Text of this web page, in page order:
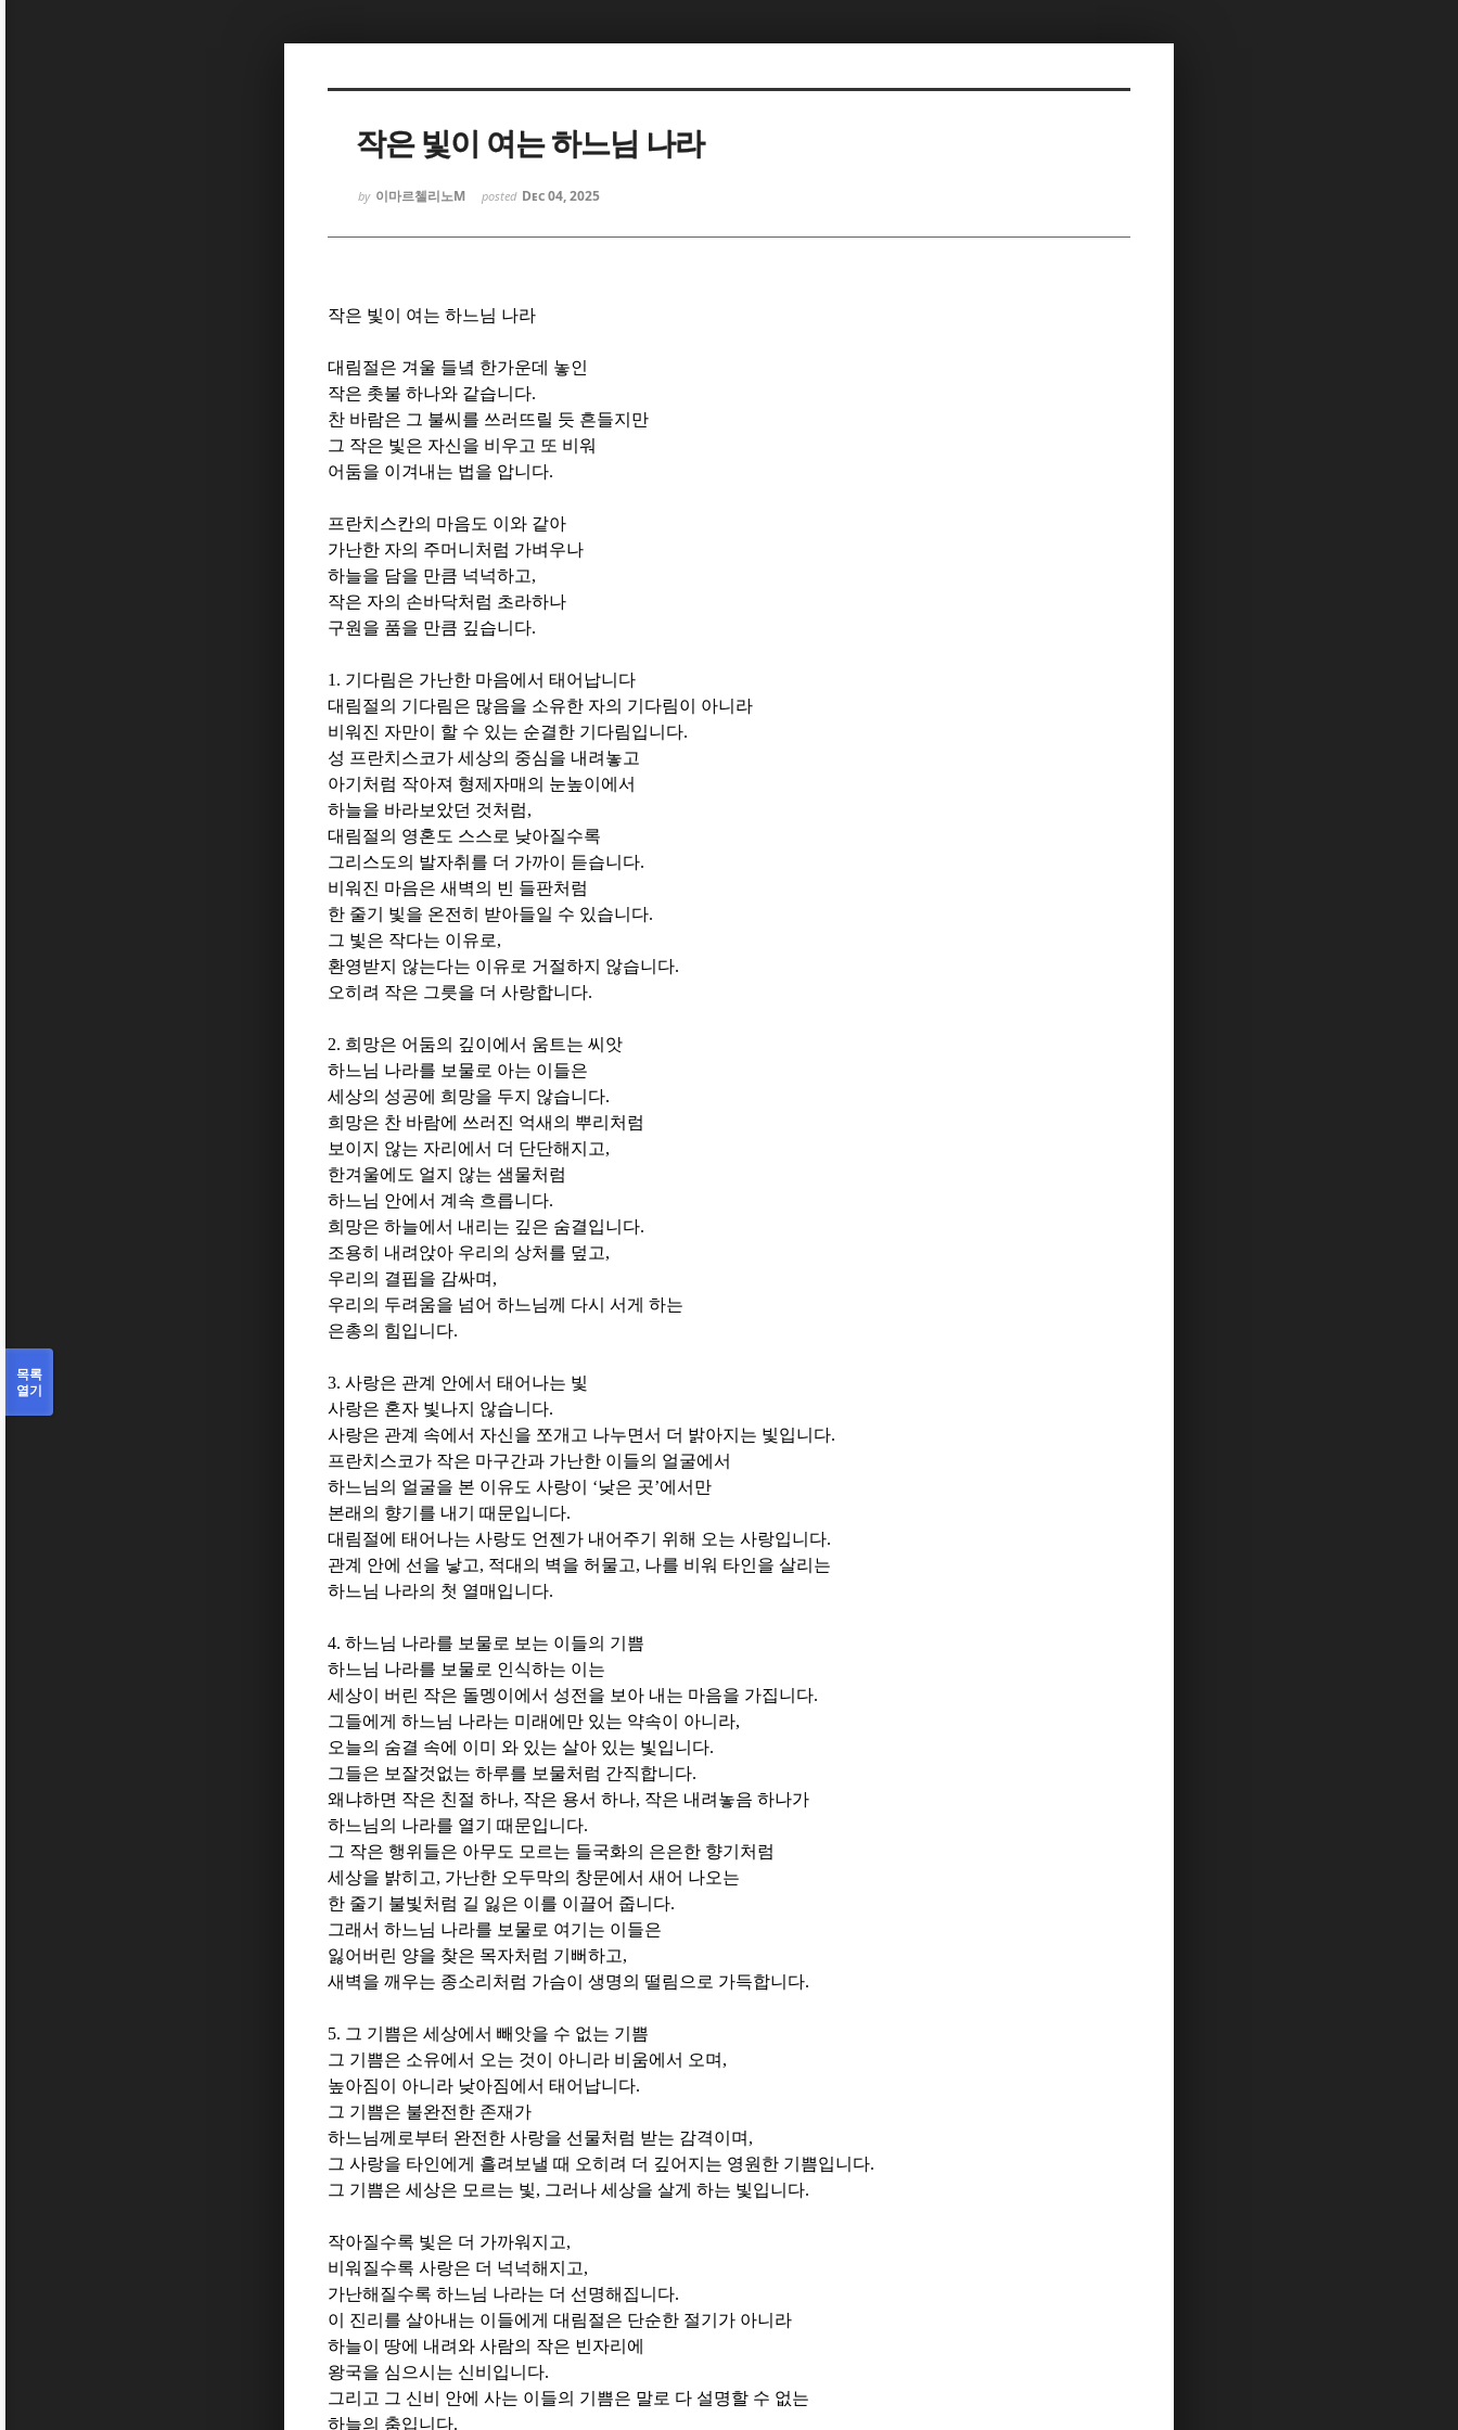
작은 빛이 여는 하느님 나라
by 이마르첼리노M posted Dec 04, 2025
작은 빛이 여는 하느님 나라
대림절은 겨울 들녘 한가운데 놓인
작은 촛불 하나와 같습니다.
찬 바람은 그 불씨를 쓰러뜨릴 듯 흔들지만
그 작은 빛은 자신을 비우고 또 비워
어둠을 이겨내는 법을 압니다.
프란치스칸의 마음도 이와 같아
가난한 자의 주머니처럼 가벼우나
하늘을 담을 만큼 넉넉하고,
작은 자의 손바닥처럼 초라하나
구원을 품을 만큼 깊습니다.
1. 기다림은 가난한 마음에서 태어납니다
대림절의 기다림은 많음을 소유한 자의 기다림이 아니라
비워진 자만이 할 수 있는 순결한 기다림입니다.
성 프란치스코가 세상의 중심을 내려놓고
아기처럼 작아져 형제자매의 눈높이에서
하늘을 바라보았던 것처럼,
대림절의 영혼도 스스로 낮아질수록
그리스도의 발자취를 더 가까이 듣습니다.
비워진 마음은 새벽의 빈 들판처럼
한 줄기 빛을 온전히 받아들일 수 있습니다.
그 빛은 작다는 이유로,
환영받지 않는다는 이유로 거절하지 않습니다.
오히려 작은 그릇을 더 사랑합니다.
2. 희망은 어둠의 깊이에서 움트는 씨앗
하느님 나라를 보물로 아는 이들은
세상의 성공에 희망을 두지 않습니다.
희망은 찬 바람에 쓰러진 억새의 뿌리처럼
보이지 않는 자리에서 더 단단해지고,
한겨울에도 얼지 않는 샘물처럼
하느님 안에서 계속 흐릅니다.
희망은 하늘에서 내리는 깊은 숨결입니다.
조용히 내려앉아 우리의 상처를 덮고,
우리의 결핍을 감싸며 ,
우리의 두려움을 넘어 하느님께 다시 서게 하는
은총의 힘입니다.
3. 사랑은 관계 안에서 태어나는 빛
사랑은 혼자 빛나지 않습니다.
사랑은 관계 속에서 자신을 쪼개고 나누면서 더 밝아지는 빛입니다.
프란치스코가 작은 마구간과 가난한 이들의 얼굴에서
하느님의 얼굴을 본 이유도 사랑이 ‘낮은 곳’에서만
본래의 향기를 내기 때문입니다.
대림절에 태어나는 사랑도 언젠가 내어주기 위해 오는 사랑입니다.
관계 안에 선을 낳고, 적대의 벽을 허물고, 나를 비워 타인을 살리는
하느님 나라의 첫 열매입니다.
4. 하느님 나라를 보물로 보는 이들의 기쁨
하느님 나라를 보물로 인식하는 이는
세상이 버린 작은 돌멩이에서 성전을 보아 내는 마음을 가집니다.
그들에게 하느님 나라는 미래에만 있는 약속이 아니라,
오늘의 숨결 속에 이미 와 있는 살아 있는 빛입니다.
그들은 보잘것없는 하루를 보물처럼 간직합니다.
왜냐하면 작은 친절 하나, 작은 용서 하나, 작은 내려놓음 하나가
하느님의 나라를 열기 때문입니다.
그 작은 행위들은 아무도 모르는 들국화의 은은한 향기처럼
세상을 밝히고, 가난한 오두막의 창문에서 새어 나오는
한 줄기 불빛처럼 길 잃은 이를 이끌어 줍니다.
그래서 하느님 나라를 보물로 여기는 이들은
잃어버린 양을 찾은 목자처럼 기뻐하고,
새벽을 깨우는 종소리처럼 가슴이 생명의 떨림으로 가득합니다.
5. 그 기쁨은 세상에서 빼앗을 수 없는 기쁨
그 기쁨은 소유에서 오는 것이 아니라 비움에서 오며 ,
높아짐이 아니라 낮아짐에서 태어납니다.
그 기쁨은 불완전한 존재가
하느님께로부터 완전한 사랑을 선물처럼 받는 감격이며 ,
그 사랑을 타인에게 흘려보낼 때 오히려 더 깊어지는 영원한 기쁨입니다.
그 기쁨은 세상은 모르는 빛, 그러나 세상을 살게 하는 빛입니다.
작아질수록 빛은 더 가까워지고,
비워질수록 사랑은 더 넉넉해지고,
가난해질수록 하느님 나라는 더 선명해집니다.
이 진리를 살아내는 이들에게 대림절은 단순한 절기가 아니라
하늘이 땅에 내려와 사람의 작은 빈자리에
왕국을 심으시는 신비입니다.
그리고 그 신비 안에 사는 이들의 기쁨은 말로 다 설명할 수 없는
하늘의 춤입니다.
목록
열기
Sketchbook5, 스케치북5
Sketchbook5, 스케치북5